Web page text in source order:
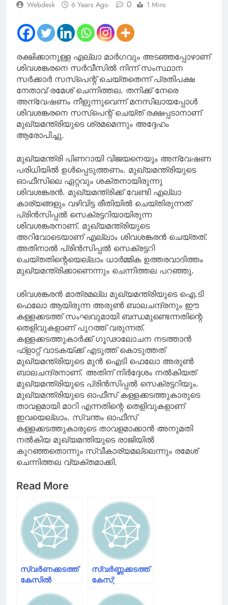
വ്യത്യാസങ്ങൾ
മന്ത്രി കെ എ തുളസി
Webdesk 6 Years Ago 0 1 Mins
രക്ഷിക്കാനുള്ള എല്ലാ മാര്‍ഗവും അടഞ്ഞപ്പോഴാണ്
ശിവശങ്കരനെ സർവീസിൽ നിന്ന് സംസ്ഥാന
സർക്കാർ സസ്പെന്റ് ചെയ്തതെന്ന് പ്രതിപക്ഷ
നേതാവ് രമേശ് ചെന്നിത്തല. തനിക്ക് നേരെ
അന്വേഷണം നീളുന്നുവെന്ന് മനസിലായപ്പോൾ
ശിവശങ്കരനെ സസ്പെന്റ് ചെയ്ത് രക്ഷപ്പടാനാണ്
മുഖ്യമന്ത്രിയുടെ ശ്രമമെന്നും അദ്ദേഹം
ആരോപിച്ചു.
മുഖ്യമന്ത്രി പിണറായി വിജയനെയും അന്വേഷണ
പരിധിയില്‍ ഉള്‍പ്പെടുത്തണം. മുഖ്യമന്ത്രിയുടെ
ഓഫീസിലെ ഏറ്റവും ശക്തനായിരുന്നു
ശിവശങ്കരന്‍. മുഖ്യമന്ത്രിക്ക് വേണ്ടി എല്ലാ
കാര്യങ്ങളും വഴിവിട്ട രീതിയില്‍ ചെയ്തിരുന്നത്
പ്രിന്‍സിപ്പല്‍ സെക്രട്ടറിയായിരുന്ന
ശിവശങ്കരനാണ്. മുഖ്യമന്ത്രിയുടെ
അറിവോടെയാണ് എല്ലാം ശിവശങ്കരന്‍ ചെയ്തത്.
അതിനാല്‍ പ്രിന്‍സിപ്പല്‍ സെക്രട്ടറി
ചെയ്തതിന്റെയെല്ലാം ധാര്‍മ്മിക ഉത്തരവാദിത്തം
മുഖ്യമന്ത്രിക്കാണെന്നും ചെന്നിത്തല പറഞ്ഞു.
ശിവശങ്കരന്‍ മാത്രമല്ല മുഖ്യമന്ത്രിയുടെ ഐ.ടി
ഫെലോ ആയിരുന്ന അരുണ്‍ ബാലചന്ദ്രനും ഈ
കള്ളക്കടത്ത് സംഘവുമായി ബന്ധമുണ്ടെന്നതിന്റെ
തെളിവുകളാണ് പുറത്ത് വരുന്നത്.
കള്ളക്കടത്തുകാര്‍ക്ക് ഗൂഢാലോചന നടത്താന്‍
ഫ്ളാറ്റ് വാടകയ്ക്ക് എടുത്ത് കൊടുത്തത്
മുഖ്യമന്ത്രിയുടെ മുൻ ഐടി ഫെലോ അരുണ്‍
ബാലചന്ദ്രനാണ്. അതിന് നിര്‍ദ്ദേശം നല്‍കിയത്
മുഖ്യമന്ത്രിയുടെ പ്രിന്‍സിപ്പല്‍ സെക്രട്ടറിയും.
മുഖ്യമന്ത്രിയുടെ ഓഫീസ് കള്ളക്കടത്തുകാരുടെ
താവളമായി മാറി എന്നതിന്റെ തെളിവുകളാണ്
ഇവയെല്ലാം. സ്വന്തം ഓഫീസ്
കള്ളക്കടത്തുകാരുടെ താവളമാക്കാന്‍ അനുമതി
നല്‍കിയ മുഖ്യമന്തിയുടെ രാജിയില്‍
കുറഞ്ഞതൊന്നും സ്വീകാര്യമല്ലെന്നും രമേശ്
ചെന്നിത്തല വ്യക്തമാക്കി.
Read More
സ്വർണക്കടത്ത്
കേസിൽ
സി.ബി.ഐ
അന്വേഷണം
സ്വർണ്ണക്കടത്ത്
കേസ്;
മുഖ്യമന്ത്രി
രാജി